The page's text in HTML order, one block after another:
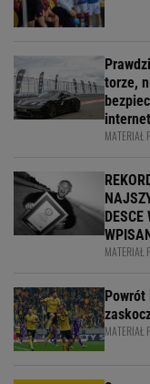
torze,
MATERIAŁ
MATERIAŁ
MATERIAŁ